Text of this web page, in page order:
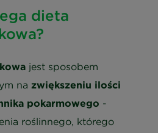
dieta
jest sposobem
na zwiększeniu ilości
pokarmowego -
roślinnego, którego